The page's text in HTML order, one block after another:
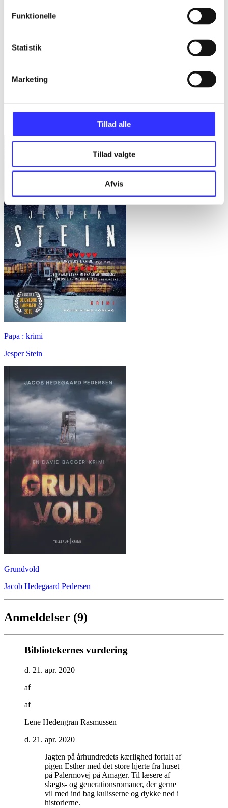
Funktionelle
Statistik
Marketing
Tillad alle
Tillad valgte
Afvis
Papa : krimi
Jesper Stein
Grundvold
Jacob Hedegaard Pedersen
Anmeldelser (9)
Bibliotekernes vurdering
d. 21. apr. 2020
af
af
Lene Hedengran Rasmussen
d. 21. apr. 2020
Jagten på århundredets kærlighed fortalt af
pigen Esther med det store hjerte fra huset
på Palermovej på Amager. Til læsere af
slægts- og generationsromaner, der gerne
vil med ind bag kulisserne og dykke ned i
historierne.